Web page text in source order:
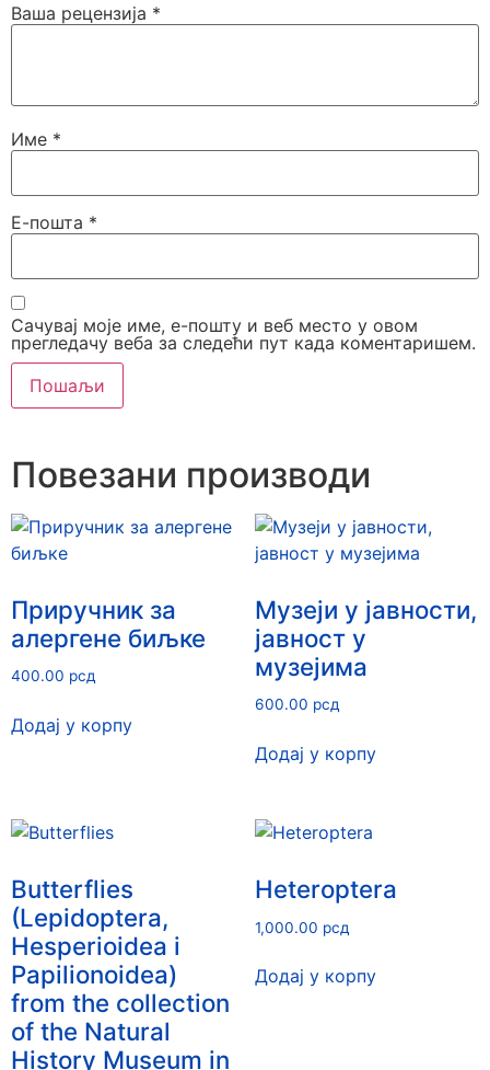
Ваша рецензија *
Име *
Е-пошта *
Сачувај моје име, е-пошту и веб место у овом
прегледачу веба за следећи пут када коментаришем.
Повезани производи
Приручник за
алергене биљке
400.00 рсд
Додај у корпу
Музеји у јавности,
јавност у
музејима
600.00 рсд
Додај у корпу
Butterflies
(Lepidoptera,
Hesperioidea i
Papilionoidea)
from the collection
of the Natural
History Museum in
Heteroptera
1,000.00 рсд
Додај у корпу